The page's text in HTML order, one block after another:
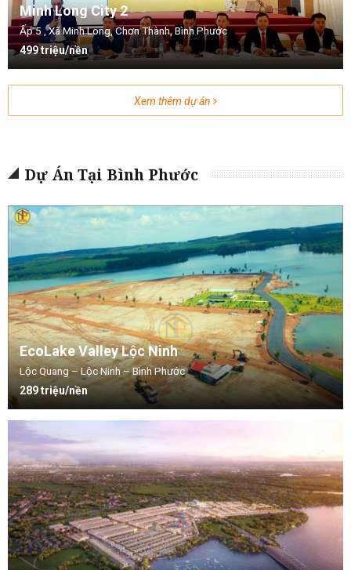
Minh Long City 2
Ấp 5 , Xã Minh Long, Chơn Thành, Bình Phước
499 triệu/nền
Xem thêm dự án
Dự Án Tại Bình Phước
EcoLake Valley Lộc Ninh
Lộc Quang – Lộc Ninh – Bình Phước
289 triệu/nền